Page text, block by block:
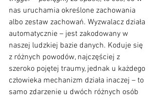
nas uruchamia określone zachowania
albo zestaw zachowań. Wyzwalacz działa
automatycznie – jest zakodowany w
naszej ludzkiej bazie danych. Koduje się
z różnych powodów, najczęściej z
szeroko pojętej traumy, jednak u każdego
człowieka mechanizm działa inaczej – to
samo zdarzenie u dwóch różnych osób